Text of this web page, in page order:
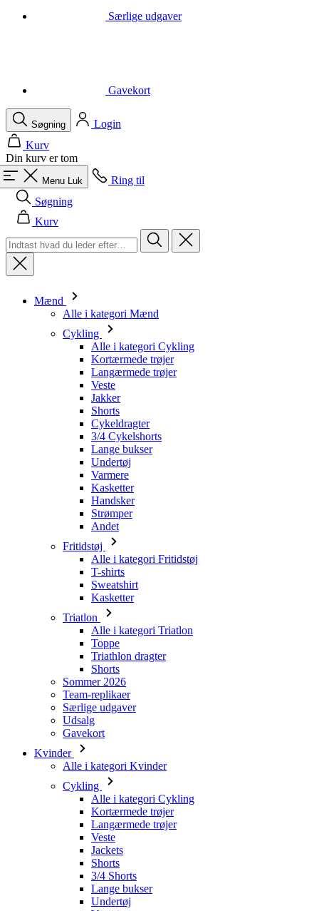
Din kurv er tom
Menu Luk
Ring til
Kurv
Mænd
Alle i kategori Mænd
Langærmede trøjer
Veste
Jakker
Shorts
Cykeldragter
3/4 Cykelshorts
Lange bukser
Undertøj
Varmere
Kasketter
Handsker
Strømper
Andet
Fritidstøj
Alle i kategori Fritidstøj
T-shirts
Sweatshirt
Kasketter
Triatlon
Alle i kategori Triatlon
Toppe
Triathlon dragter
Shorts
Sommer 2026
Team-replikaer
Særlige udgaver
Udsalg
Gavekort
Kvinder
Alle i kategori Kvinder
Cykling
Alle i kategori Cykling
Langærmede trøjer
Veste
Jackets
Shorts
3/4 Shorts
Lange bukser
Undertøj
Varmere
Kasketter
Handsker
Strømper
Andet